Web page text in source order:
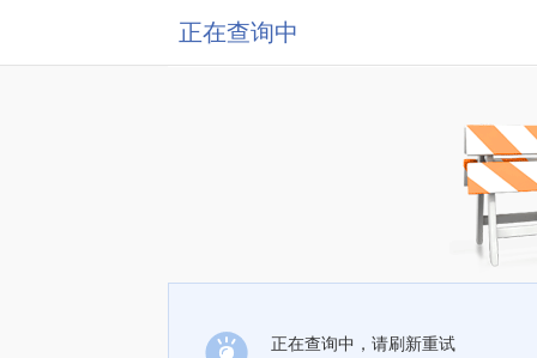
正在查询中
正在查询中，请刷新重试